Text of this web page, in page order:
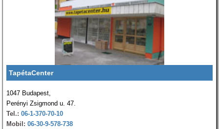
TapétaCenter
1047 Budapest,
Perényi Zsigmond u. 47.
Tel.: 06-1-370-70-10
Mobil: 06-30-9-578-738